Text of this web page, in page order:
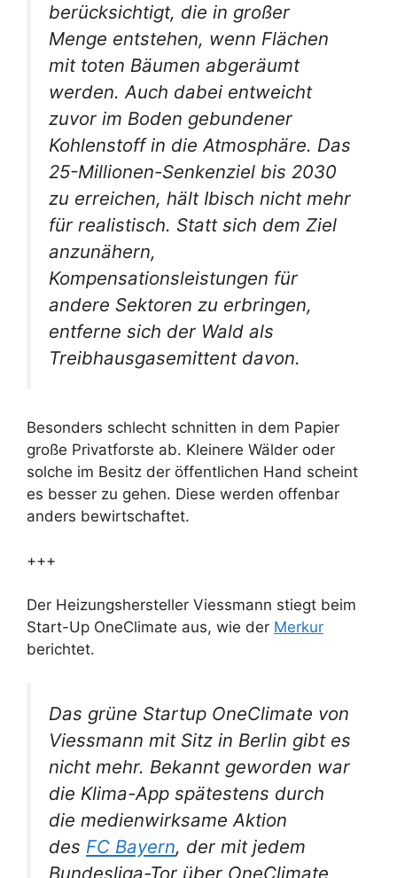
berücksichtigt, die in großer
Menge entstehen, wenn Flächen
mit toten Bäumen abgeräumt
werden. Auch dabei entweicht
zuvor im Boden gebundener
Kohlenstoff in die Atmosphäre. Das
25-Millionen-Senkenziel bis 2030
zu erreichen, hält Ibisch nicht mehr
für realistisch. Statt sich dem Ziel
anzunähern,
Kompensationsleistungen für
andere Sektoren zu erbringen,
entferne sich der Wald als
Treibhausgasemittent davon.
Besonders schlecht schnitten in dem Papier
große Privatforste ab. Kleinere Wälder oder
solche im Besitz der öffentlichen Hand scheint
es besser zu gehen. Diese werden offenbar
anders bewirtschaftet.
+++
Der Heizungshersteller Viessmann stiegt beim
Start-Up OneClimate aus, wie der Merkur
berichtet.
Das grüne Startup OneClimate von
Viessmann mit Sitz in Berlin gibt es
nicht mehr. Bekannt geworden war
die Klima-App spätestens durch
die medienwirksame Aktion
des FC Bayern, der mit jedem
Bundesliga-Tor über OneClimate